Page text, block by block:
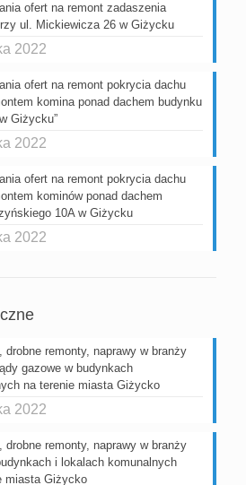
ofert na remont zadaszenia
ul. Mickiewicza 26 w Giżycku
2022
ofert na remont pokrycia dachu
komina ponad dachem budynku
Giżycku”
2022
ofert na remont pokrycia dachu
kominów ponad dachem
10A w Giżycku
2022
drobne remonty, naprawy w branży
gazowe w budynkach
na terenie miasta Giżycko
2022
drobne remonty, naprawy w branży
i lokalach komunalnych
miasta Giżycko